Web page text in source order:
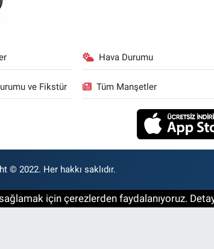
Hava Durumu
ve Fikstür Tüm Manşetler
© 2022. Her hakkı saklıdır.
için çerezlerden faydalanıyoruz.